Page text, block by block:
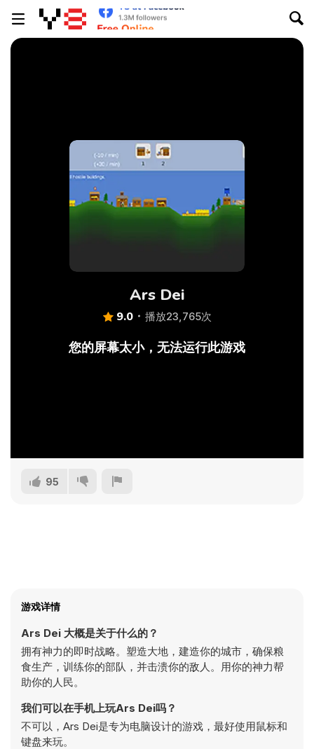
Ars Dei
9.0 播放23,765次
您的屏幕太小，无法运行此游戏
95
游戏详情
Ars Dei 大概是关于什么的？
拥有神力的即时战略。塑造大地，建造你的城市，确保粮
食生产，训练你的部队，并击溃你的敌人。用你的神力帮
助你的人民。
我们可以在手机上玩Ars Dei吗？
不可以，Ars Dei是专为电脑设计的游戏，最好使用鼠标和
键盘来玩。